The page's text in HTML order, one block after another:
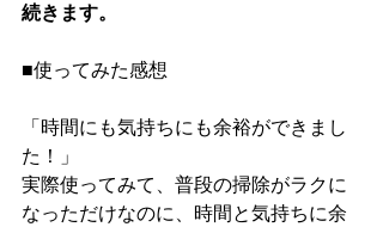
続きます。
■使ってみた感想
「時間にも気持ちにも余裕ができまし
た！」
実際使ってみて、普段の掃除がラクに
なっただけなのに、時間と気持ちに余